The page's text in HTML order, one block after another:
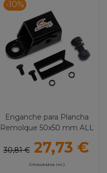
-10%
Enganche para Plancha
Remolque 50x50 mm ALL
30,81 € 27,73 €
(impuestos inc.)